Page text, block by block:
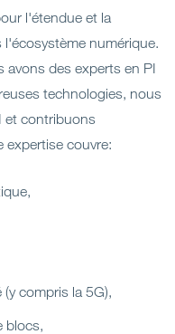
l'étendue et la
numérique.
avons des experts en PI
technologies, nous
et contribuons
expertise couvre:
compris la 5G),
blocs,